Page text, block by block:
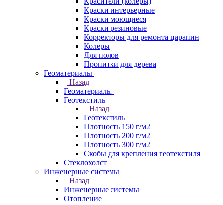
Краски интерьерные
Краски моющиеся
Краски резиновые
Корректоры для ремонта царапин
Колеры
Для полов
Пропитки для дерева
Геоматериалы
Назад
Геоматериалы
Геотекстиль
Назад
Геотекстиль
Плотность 150 г/м2
Плотность 200 г/м2
Плотность 300 г/м2
Скобы для крепления геотекстиля
Стеклохолст
Инженерные системы
Назад
Инженерные системы
Отопление